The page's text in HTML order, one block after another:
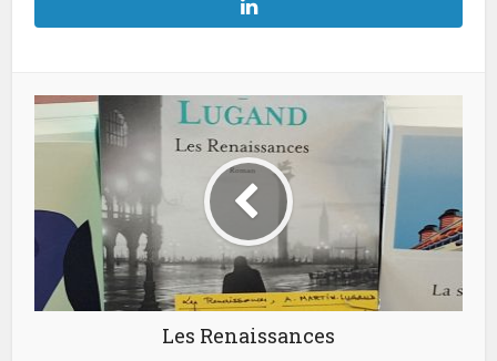
Les Renaissances